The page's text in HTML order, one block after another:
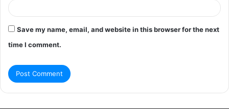
Save my name, email, and website in this browser for the next
time I comment.